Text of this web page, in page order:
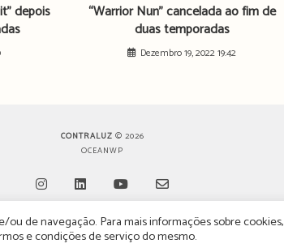
depois
“Warrior Nun” cancelada ao fim de
duas temporadas
Dezembro 19, 2022 19:42
CONTRALUZ © 2026
OCEANWP
Opens Opens Opens Opens
de navegação. Para mais informações sobre
e condições de serviço do mesmo.